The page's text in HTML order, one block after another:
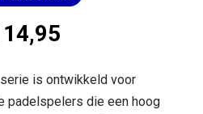
Huidige
is:
€ 114,95.
is ontwikkeld voor
padelspelers die een hoog